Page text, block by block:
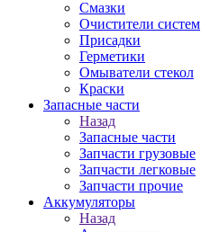
Смазки
Очистители систем
Присадки
Герметики
Омыватели стекол
Краски
Запасные части
Назад
Запасные части
Запчасти грузовые
Запчасти легковые
Запчасти прочие
Аккумуляторы
Назад